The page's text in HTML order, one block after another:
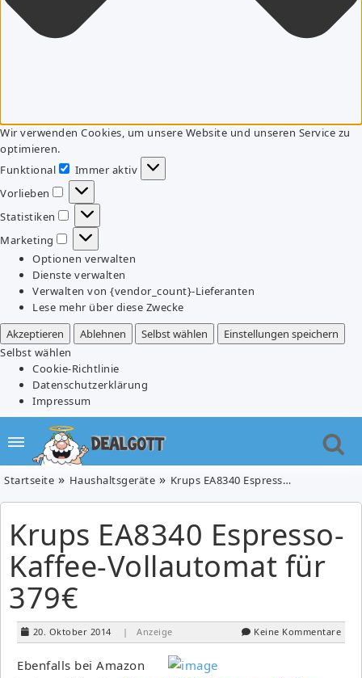
Wir verwenden Cookies, um unsere Website und unseren Service zu
optimieren.
Funktional
Funktional
Immer aktiv
Vorlieben
Vorlieben
Statistiken
Statistiken
Marketing
Marketing
Optionen verwalten
Dienste verwalten
Verwalten von {vendor_count}-Lieferanten
Lese mehr über diese Zwecke
Akzeptieren
Ablehnen Selbst wählen
Einstellungen speichern
Selbst wählen
Cookie-Richtlinie
Datenschutzerklärung
Impressum
Startseite Haushaltsgeräte Krups EA8340 Espresso-Kaffee-Vollautomat für 379€
Krups EA8340 Espresso-
Kaffee-Vollautomat für
379€
20. Oktober 2014 | Anzeige Keine Kommentare
Ebenfalls bei Amazon